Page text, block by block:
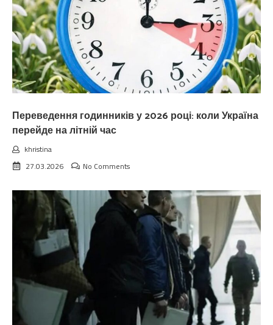
Переведення годинників у 2026 році: коли Україна
перейде на літній час
khristina
27.03.2026
No Comments